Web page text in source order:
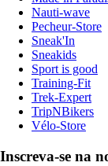
Nauti-wave
Pecheur-Store
Sneak'In
Sneakids
Sport is good
Training-Fit
Trek-Expert
TripNBikers
Vélo-Store
Inscreva-se na